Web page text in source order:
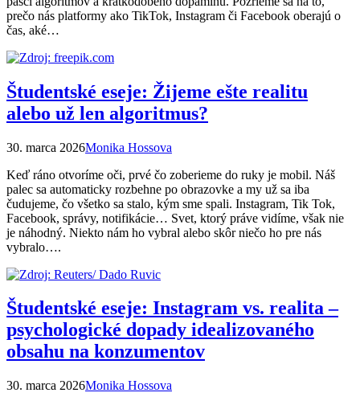
prečo nás platformy ako TikTok, Instagram či Facebook oberajú o
čas, aké…
Študentské eseje: Žijeme ešte realitu
alebo už len algoritmus?
30. marca 2026Monika Hossova
Keď ráno otvoríme oči, prvé čo zoberieme do ruky je mobil. Náš
palec sa automaticky rozbehne po obrazovke a my už sa iba
čudujeme, čo všetko sa stalo, kým sme spali. Instagram, Tik Tok,
Facebook, správy, notifikácie… Svet, ktorý práve vidíme, však nie
je náhodný. Niekto nám ho vybral alebo skôr niečo ho pre nás
vybralo….
Študentské eseje: Instagram vs. realita –
psychologické dopady idealizovaného
obsahu na konzumentov
30. marca 2026Monika Hossova